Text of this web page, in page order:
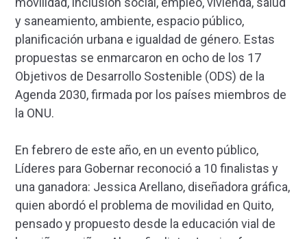
y saneamiento, ambiente, espacio público,
planificación urbana e igualdad de género. Estas
propuestas se enmarcaron en ocho de los 17
Objetivos de Desarrollo Sostenible (ODS) de la
Agenda 2030, firmada por los países miembros de
la ONU.
En febrero de este año, en un evento público,
Líderes para Gobernar reconoció a 10 finalistas y
una ganadora: Jessica Arellano, diseñadora gráfica,
quien abordó el problema de movilidad en Quito,
pensado y propuesto desde la educación vial de